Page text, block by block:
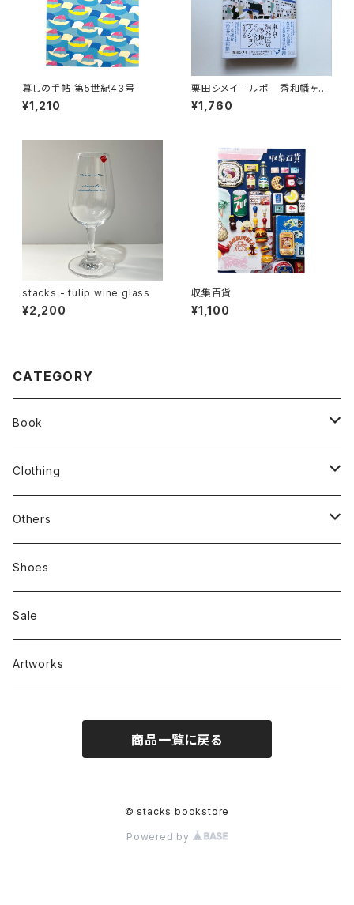
暮しの手帖 第5世紀43号
¥1,210
栗田シメイ - ルポ 秀和幡ヶ谷
レジデンス
¥1,760
stacks - tulip wine glass
¥2,200
収集百貨
¥1,100
CATEGORY
Book
stacks
新刊本
Zine、Other
Clothing
Tees
Sweatshirts
Bag & Accessories
Others
Mixcd
RC SLUM / ROYALTY CLUB
雑貨
Shoes
Sale
Artworks
商品一覧に戻る
© stacks bookstore
Powered by